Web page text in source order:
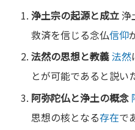
浄土宗の起源と成立浄
救済を信じる念仏信仰
法然の思想と教義法然
とが可能であると説い
阿弥陀仏と浄土の概念
思想の核となる存在で